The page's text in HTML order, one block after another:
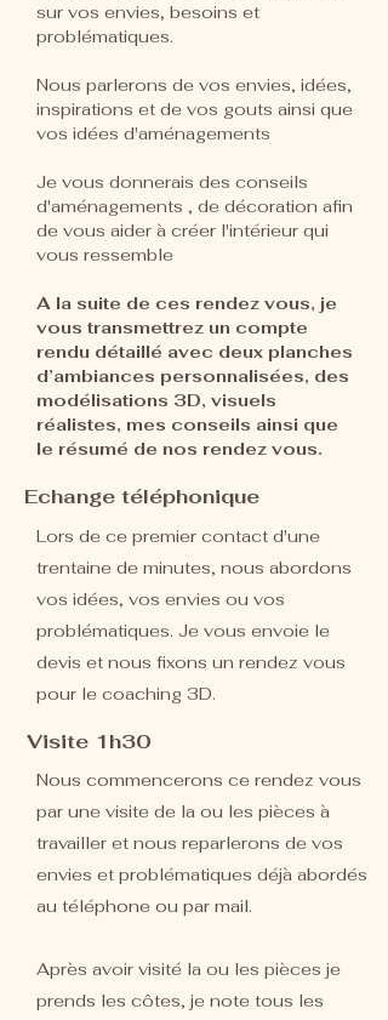
sur vos envies, besoins et
problématiques.
Nous parlerons de vos envies, idées,
inspirations et de vos gouts ainsi que
vos idées d'aménagements
Je vous donnerais des conseils
d'aménagements , de décoration afin
de vous aider à créer l'intérieur qui
vous ressemble
A la suite de ces rendez vous, je
vous transmettrez un compte
rendu détaillé avec deux planches
d’ambiances personnalisées, des
modélisations 3D, visuels
réalistes, mes conseils ainsi que
le résumé de nos rendez vous.
Echange téléphonique
Lors de ce premier contact d'une
trentaine de minutes, nous abordons
vos idées, vos envies ou vos
problématiques. Je vous envoie le
devis et nous fixons un rendez vous
pour le coaching 3D.
Visite 1h30
Nous commencerons ce rendez vous
par une visite de la ou les pièces à
travailler et nous reparlerons de vos
envies et problématiques déjà abordés
au téléphone ou par mail.
Après avoir visité la ou les pièces je
prends les côtes, je note tous les